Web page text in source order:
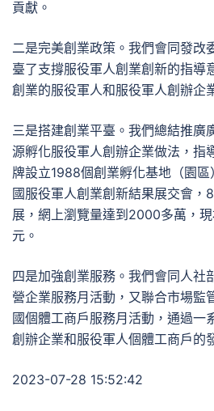
貢獻。
二是完美創業政策。我們會同發改
臺了支撐服役軍人創業創新的指導
創業的服役軍人和服役軍人創辦企
三是搭建創業平臺。我們總結推廣
源孵化服役軍人創辦企業做法，指
牌設立1988個創業孵化基地（園
國服役軍人創業創新結果展交會，
展，網上瀏覽量達到2000多萬，
元。
四是加強創業服務。我們會同人社
營企業服務月活動，又聯合市場監
國個體工商戶服務月活動，通過一
創辦企業和服役軍人個體工商戶的
2023-07-28 15:52:42